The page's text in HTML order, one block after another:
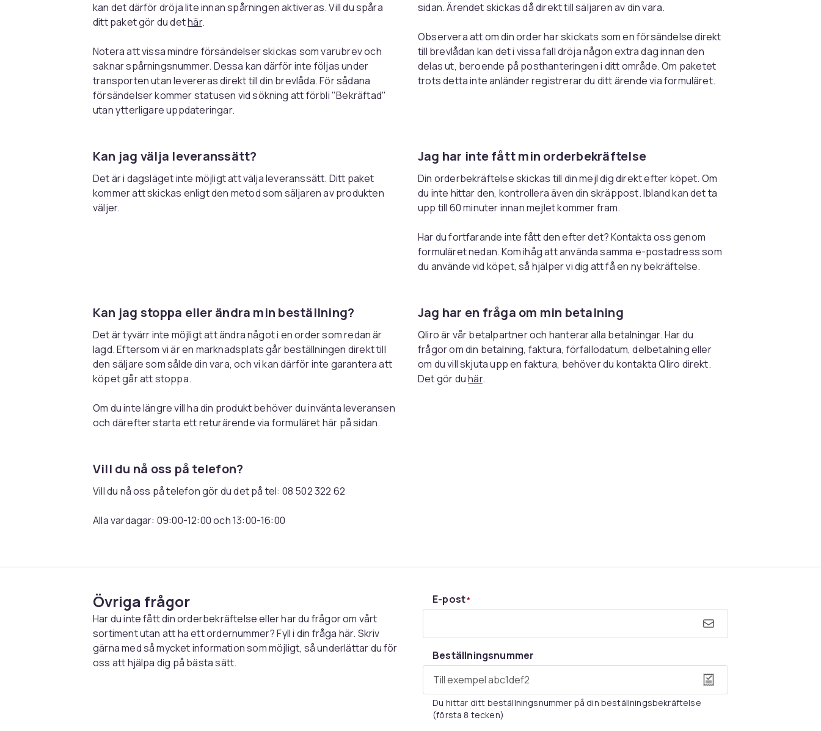
kan det därför dröja lite innan spårningen aktiveras. Vill du spåra
ditt paket gör du dethär.
Notera att vissa mindre försändelser skickas som varubrev och
saknar spårningsnummer. Dessa kan därför inte följas under
transporten utan levereras direkt till din brevlåda. För sådana
försändelser kommer statusen vid sökning att förbli "Bekräftad"
utan ytterligare uppdateringar.
sidan. Ärendet skickas då direkt till säljaren av din vara.
Observera att om din order har skickats som en försändelse direkt
till brevlådan kan det i vissa fall dröja någon extra dag innan den
delas ut, beroende på posthanteringen i ditt område. Om paketet
trots detta inte anländer registrerar du ditt ärende via formuläret.
Kan jag välja leveranssätt?
Det är i dagsläget inte möjligt att välja leveranssätt. Ditt paket
kommer att skickas enligt den metod som säljaren av produkten
väljer.
Jag har inte fått min orderbekräftelse
Din orderbekräftelse skickas till din mejl dig direkt efter köpet. Om
du inte hittar den, kontrollera även din skräppost. Ibland kan det ta
upp till 60 minuter innan mejlet kommer fram.
Har du fortfarande inte fått den efter det? Kontakta oss genom
formuläret nedan. Kom ihåg att använda samma e-postadress som
du använde vid köpet, så hjälper vi dig att få en ny bekräftelse.
Kan jag stoppa eller ändra min beställning?
Det är tyvärr inte möjligt att ändra något i en order som redan är
lagd. Eftersom vi är en marknadsplats går beställningen direkt till
den säljare som sålde din vara, och vi kan därför inte garantera att
köpet går att stoppa.
Om du inte längre vill ha din produkt behöver du invänta leveransen
och därefter starta ett returärende via formuläret här på sidan.
Jag har en fråga om min betalning
Qliro är vår betalpartner och hanterar alla betalningar. Har du
frågor om din betalning, faktura, förfallodatum, delbetalning eller
om du vill skjuta upp en faktura, behöver du kontakta Qliro direkt.
Det gör duhär.
Vill du nå oss på telefon?
Vill du nå oss på telefon gör du det på tel: 08 502 322 62
Alla vardagar: 09:00-12:00 och 13:00-16:00
Övriga frågor
Har du inte fått din orderbekräftelse eller har du frågor om vårt
sortiment utan att ha ett ordernummer? Fyll i din fråga här. Skriv
gärna med så mycket information som möjligt, så underlättar du för
oss att hjälpa dig på bästa sätt.
E-post*
Beställningsnummer
Du hittar ditt beställningsnummer på din beställningsbekräftelse
(första 8 tecken)